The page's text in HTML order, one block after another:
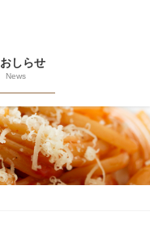
おしらせ
News